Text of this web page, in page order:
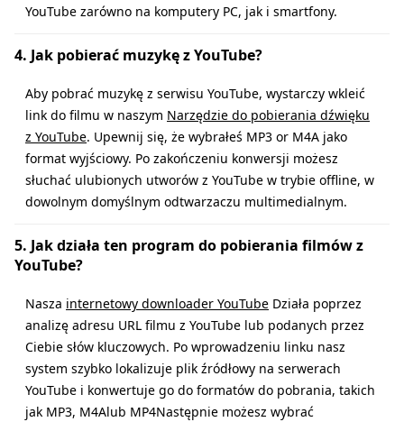
YouTube zarówno na komputery PC, jak i smartfony.
4. Jak pobierać muzykę z YouTube?
Aby pobrać muzykę z serwisu YouTube, wystarczy wkleić
link do filmu w naszym Narzędzie do pobierania dźwięku
z YouTube. Upewnij się, że wybrałeś MP3 or M4A jako
format wyjściowy. Po zakończeniu konwersji możesz
słuchać ulubionych utworów z YouTube w trybie offline, w
dowolnym domyślnym odtwarzaczu multimedialnym.
5. Jak działa ten program do pobierania filmów z
YouTube?
Nasza internetowy downloader YouTube Działa poprzez
analizę adresu URL filmu z YouTube lub podanych przez
Ciebie słów kluczowych. Po wprowadzeniu linku nasz
system szybko lokalizuje plik źródłowy na serwerach
YouTube i konwertuje go do formatów do pobrania, takich
jak MP3, M4Alub MP4Następnie możesz wybrać